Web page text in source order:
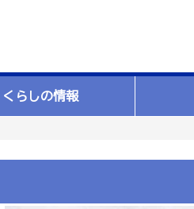
くらしの情報